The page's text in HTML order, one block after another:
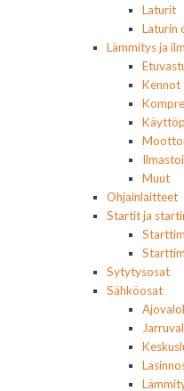
Laturit
Laturin
Lämmitys ja
Kennot
Muut
Ohjainlaitteet
Startit ja
Sytytysosat
Sähköosat